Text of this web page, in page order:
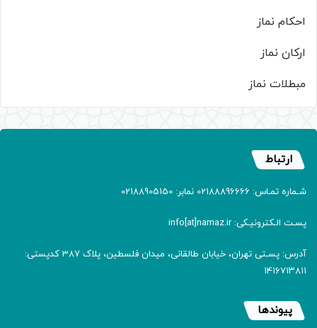
احکام نماز
ارکان نماز
مبطلات نماز
ارتباط
شـماره تمـاس: 02188896666 نمابر: 02188905150
پسـت الـکترونیـکی: info[at]namaz.ir
آدرس: پسـتی تهران، خیابان طالقانی، میدان فلسطین، پلاک 387 کدپستی:
۱۴۱۶۷۱۳۸۱۱
پیوندها